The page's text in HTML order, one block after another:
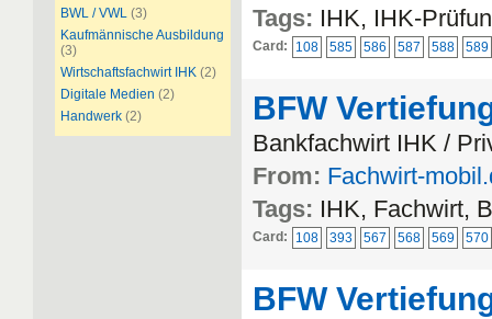
BWL / VWL (3)
Kaufmännische Ausbildung
(3)
Wirtschaftsfachwirt IHK (2)
Digitale Medien (2)
Handwerk (2)
Tags: IHK, IHK-
Card: 108 585 586 587 588 589
BFW
Bankfachwirt IHK /
From: Fachwirt-
Tags: IHK, Fachwirt,
Card: 108 393 567 568 569 570
BFW